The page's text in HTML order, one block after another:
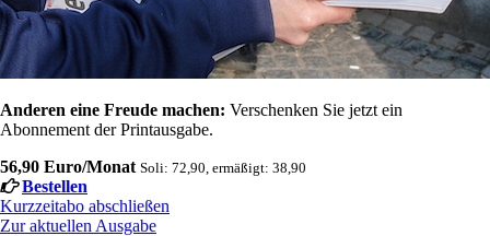
Anderen eine Freude machen: Verschenken Sie jetzt ein
Abonnement der Printausgabe.
56,90 Euro/Monat Soli: 72,90, ermäßigt: 38,90
Bestellen
Kurzzeitabo abschließen
Zur aktuellen Ausgabe